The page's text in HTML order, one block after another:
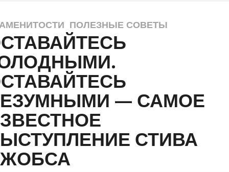
,ПОЛЕЗНЫЕ СОВЕТЫ
— САМОЕ
СТИВА